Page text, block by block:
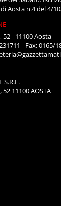
Aosta n.4 del 4/
52 - 11100 Aosta
- Fax: 0165/
S.R.L.
52 11100 AOSTA